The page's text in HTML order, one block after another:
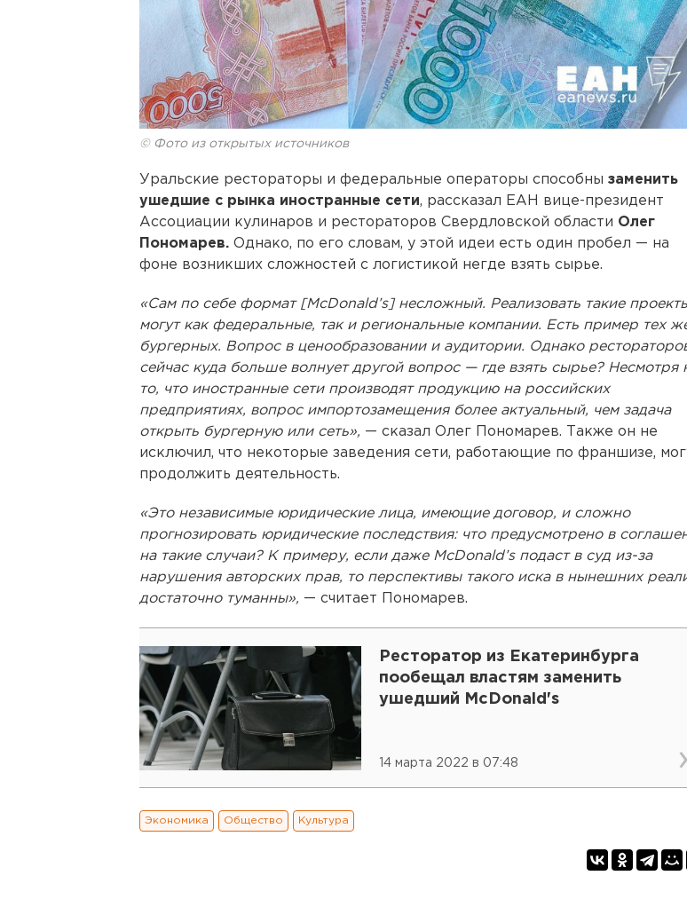
© Фото из открытых источников
Уральские рестораторы и федеральные операторы способны заменить
ушедшие с рынка иностранные сети, рассказал ЕАН вице-президент
Ассоциации кулинаров и рестораторов Свердловской области Олег
Пономарев. Однако, по его словам, у этой идеи есть один пробел — на
фоне возникших сложностей с логистикой негде взять сырье.
«Сам по себе формат [McDonald’s] несложный. Реализовать такие
могут как федеральные, так и региональные компании. Есть пример тех
бургерных. Вопрос в ценообразовании и аудитории. Однако
сейчас куда больше волнует другой вопрос — где взять сырье? Несмотря
то, что иностранные сети производят продукцию на российских
предприятиях, вопрос импортозамещения более актуальный, чем задача
открыть бургерную или сеть», — сказал Олег Пономарев. Также он не
исключил, что некоторые заведения сети, работающие по франшизе,
продолжить деятельность.
«Это независимые юридические лица, имеющие договор, и сложно
прогнозировать юридические последствия: что предусмотрено в
на такие случаи? К примеру, если даже McDonald’s подаст в суд из-за
нарушения авторских прав, то перспективы такого иска в нынешних
достаточно туманны», — считает Пономарев.
Ресторатор из Екатеринбурга
пообещал властям заменить
ушедший McDonald's
14 марта 2022 в 07:48
Экономика Общество Культура